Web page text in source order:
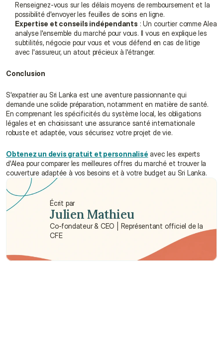
Renseignez-vous sur les délais moyens de remboursement et la
possibilité d'envoyer les feuilles de soins en ligne.
Expertise et conseils indépendants : Un courtier comme Alea
analyse l'ensemble du marché pour vous. Il vous en explique les
subtilités, négocie pour vous et vous défend en cas de litige
avec l'assureur, un atout précieux à l'étranger.
Conclusion
S'expatrier au Sri Lanka est une aventure passionnante qui
demande une solide préparation, notamment en matière de santé.
En comprenant les spécificités du système local, les obligations
légales et en choisissant une assurance santé internationale
robuste et adaptée, vous sécurisez votre projet de vie.
Obtenez un devis gratuit et personnalisé avec les experts
d'Alea pour comparer les meilleures offres du marché et trouver la
couverture adaptée à vos besoins et à votre budget au Sri Lanka.
Écrit par
Julien Mathieu
Co-fondateur & CEO | Représentant officiel de la
CFE